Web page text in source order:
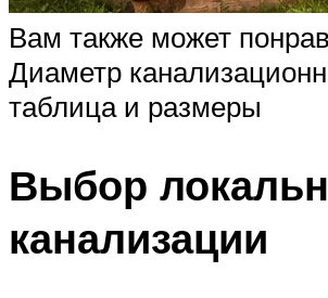
Вам также может
Диаметр
таблица и размеры
Выбор
канализации